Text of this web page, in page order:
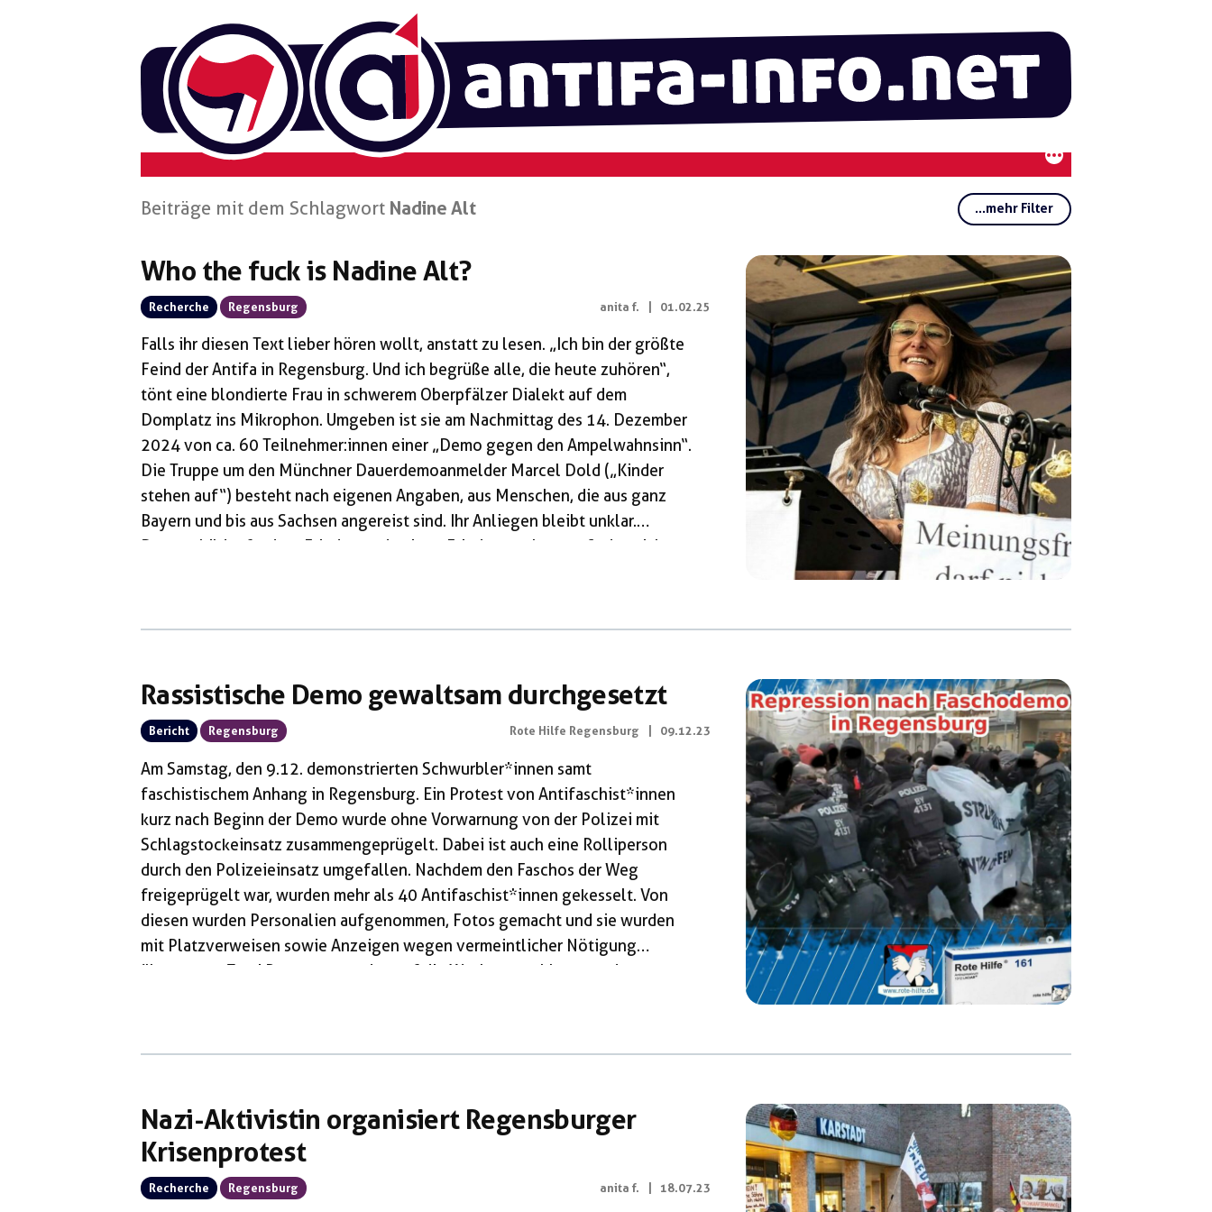
Beiträge mit dem Schlagwort Nadine Alt ...mehr Filter
Gruppen:Schlagwörter:
Nad
Alt
Who the fuck is Nadine Alt?
Recherche Regensburg anita f. 01.02.25
Falls ihr diesen Text lieber hören wollt, anstatt zu lesen. „Ich bin der größte
Feind der Antifa in Regensburg. Und ich begrüße alle, die heute zuhören“,
tönt eine blondierte Frau in schwerem Oberpfälzer Dialekt auf dem
Domplatz ins Mikrophon. Umgeben ist sie am Nachmittag des 14. Dezember
2024 von ca. 60 Teilnehmer:innen einer „Demo gegen den Ampelwahnsinn“.
Die Truppe um den Münchner Dauerdemoanmelder Marcel Dold („Kinder
stehen auf“) besteht nach eigenen Angaben, aus Menschen, die aus ganz
Bayern und bis aus Sachsen angereist sind. Ihr Anliegen bleibt unklar.
Demoschilder fordern Frieden und zeigen Friedenstauben, es finden sich
Rassistische Demo gewaltsam durchgesetzt
Bericht Regensburg Rote Hilfe Regensburg 09.12.23
Am Samstag, den 9.12. demonstrierten Schwurbler*innen samt
faschistischem Anhang in Regensburg. Ein Protest von Antifaschist*innen
kurz nach Beginn der Demo wurde ohne Vorwarnung von der Polizei mit
Schlagstockeinsatz zusammengeprügelt. Dabei ist auch eine Rolliperson
durch den Polizeieinsatz umgefallen. Nachdem den Faschos der Weg
freigeprügelt war, wurden mehr als 40 Antifaschist*innen gekesselt. Von
diesen wurden Personalien aufgenommen, Fotos gemacht und sie wurden
mit Platzverweisen sowie Anzeigen wegen vermeintlicher Nötigung
überzogen. Zwei Personen wurden auf die Wache verschleppt und erst 3
Nazi-Aktivistin organisiert Regensburger
Krisenprotest
Recherche Regensburg anita f. 18.07.23